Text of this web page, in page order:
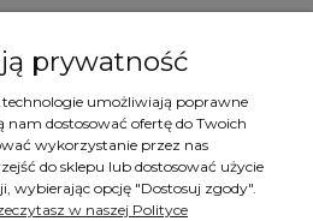
prywatność
umożliwiają poprawne
nam dostosować ofertę do Twoich
wykorzystanie przez nas
do sklepu lub dostosować użycie
wybierając opcję "Dostosuj zgody".
w naszej Polityce